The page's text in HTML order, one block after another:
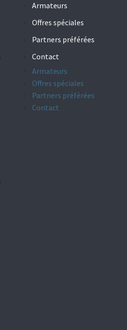
Armateurs
Offres spéciales
Partners préférées
Contact
Armateurs
Offres spéciales
Partners préférées
Contact